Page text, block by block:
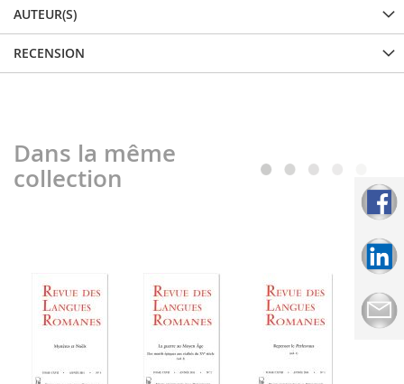
AUTEUR(S)
RECENSION
Dans la même
collection